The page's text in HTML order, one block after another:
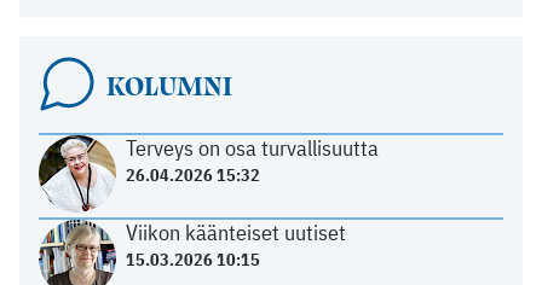
KOLUMNI
Terveys on osa turvallisuutta
26.04.2026 15:32
Viikon käänteiset uutiset
15.03.2026 10:15